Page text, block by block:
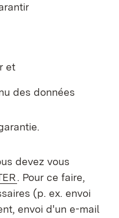
et
des données
devez vous
(S’ouvre dans un
. Pour ce faire,
(p. ex. envoi
envoi d'un e-mail